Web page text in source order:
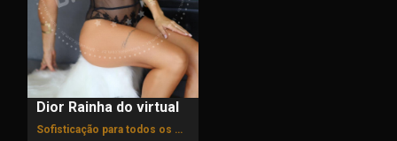
Dior Rainha do virtual
Sofisticação para todos os momentos